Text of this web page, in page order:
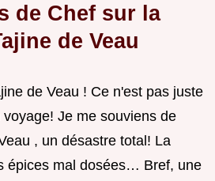
de Chef sur la
de Veau
de Veau ! Ce n'est pas juste
Je me souviens de
, un désastre total! La
épices mal dosées… Bref, une